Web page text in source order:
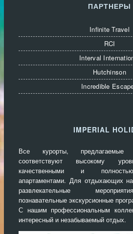
ПАРТНЕРЫ
Infinite Travel
RCI
Interval
Hutchinson
Incredible
IMPERIAL
Все курорты, предлагаемые
соответствуют высокому
качественными и
апартаментами. Для отдыхающих
развлекательные
познавательные экскурсионные
С нашим профессиональным
интересный и незабываемый отдых.